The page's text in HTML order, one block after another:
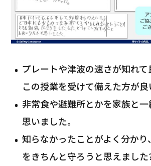
プレートや津波の速さが知れ
この授業を受けて備えた方が良
非常食や避難所とかを家族と
思いました。
知らなかったことがよく分かり
をきちんと守ろうと思えました